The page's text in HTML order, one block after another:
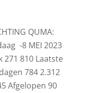
QUMA:
-8 MEI 2023
271 810 Laatste
784 2.312
Afgelopen 90